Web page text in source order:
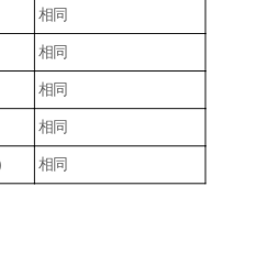
相同
相同
相同
相同
相同